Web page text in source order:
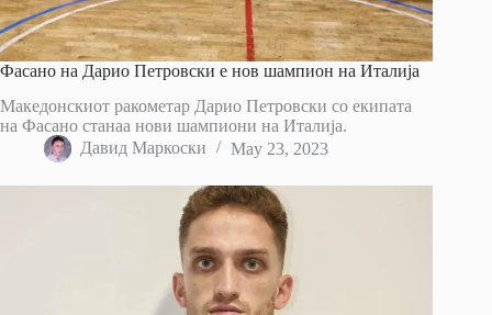
Фасано на Дарио Петровски е нов шампион на Италија
Македонскиот ракометар Дарио Петровски со екипата
на Фасано станаа нови шампиони на Италија.
Давид Маркоски
May 23, 2023